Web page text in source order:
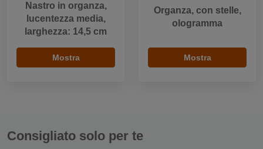
Nastro in organza,
lucentezza media,
larghezza: 14,5 cm
Mostra
Organza, con stelle,
ologramma
Mostra
Consigliato solo per te